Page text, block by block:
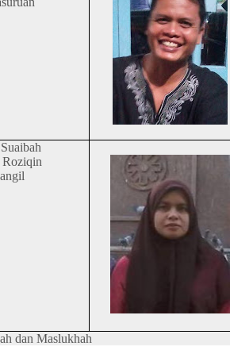
Roziqin
dan Maslukhah